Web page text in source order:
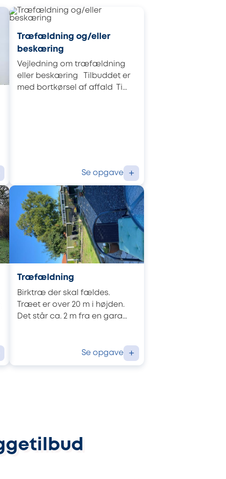
Træfældning og/eller
beskæring
Vejledning om træfældning
eller beskæring Tilbuddet er
med bortkørsel af affald Ti...
Se opgave +
Træfældning
Birktræ der skal fældes.
Træet er over 20 m i højden.
Det står ca. 2 m fra en gara...
Se opgave +